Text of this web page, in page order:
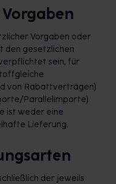
Vorgaben oder
den gesetzlichen
sein, für
von Rabattverträgen)
Parallelimporte)
ist weder eine
Lieferung.
der jeweils